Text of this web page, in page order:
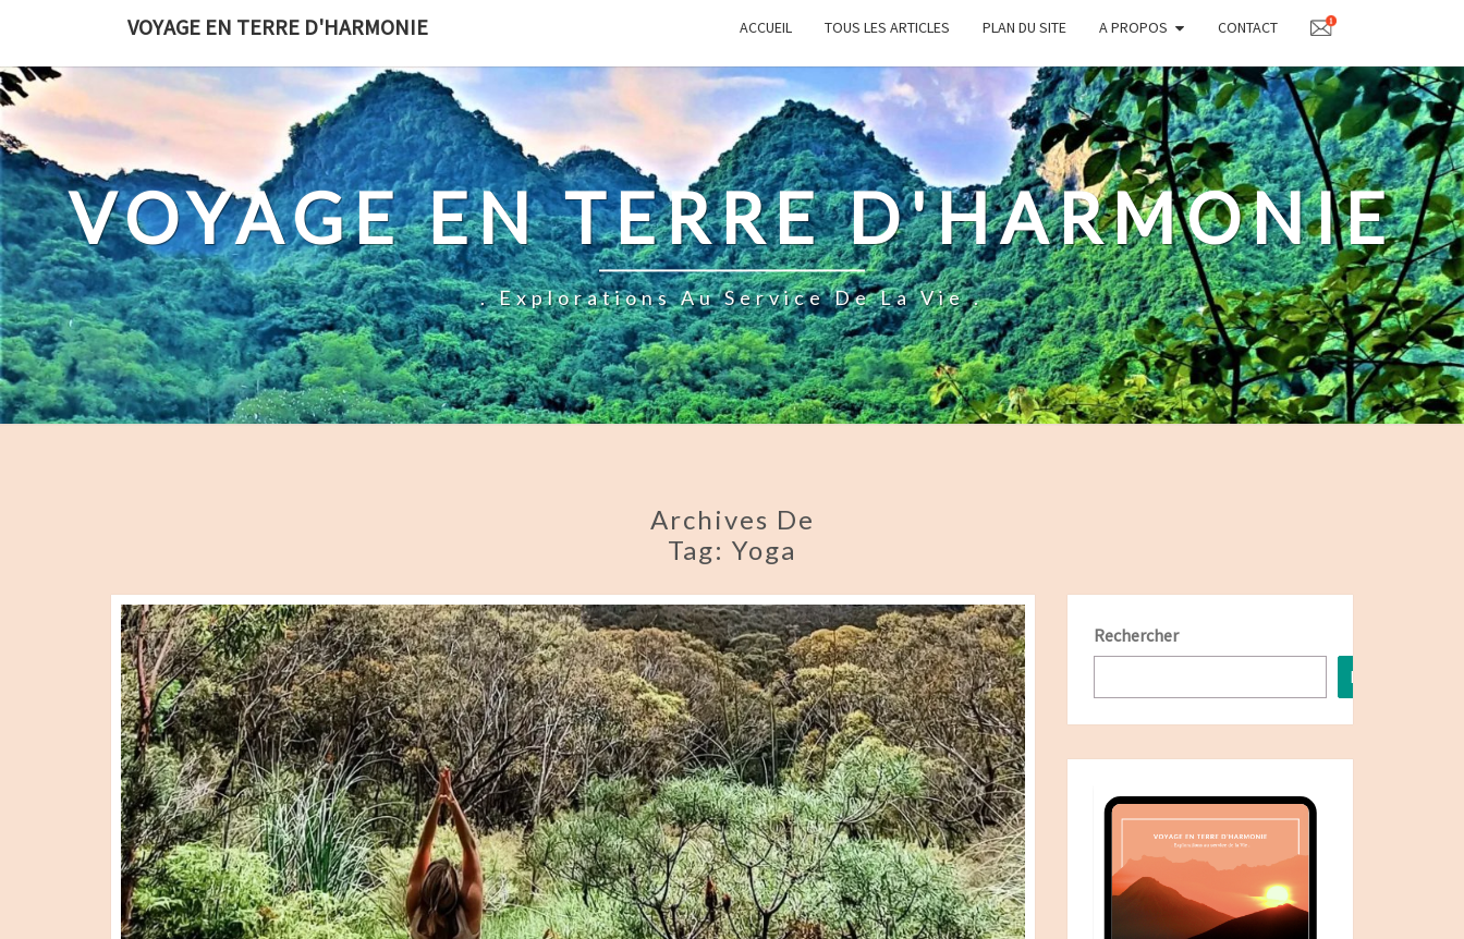
content
VOYAGE EN TERRE D'HARMONIE ACCUEIL TOUS LES ARTICLES PLAN DU SITE A PROPOS CONTACT
VOYAGE EN TERRE D'HARMONIE
. Explorations Au Service De La Vie .
Archives De
Tag: Yoga
Rechercher
Rechercher